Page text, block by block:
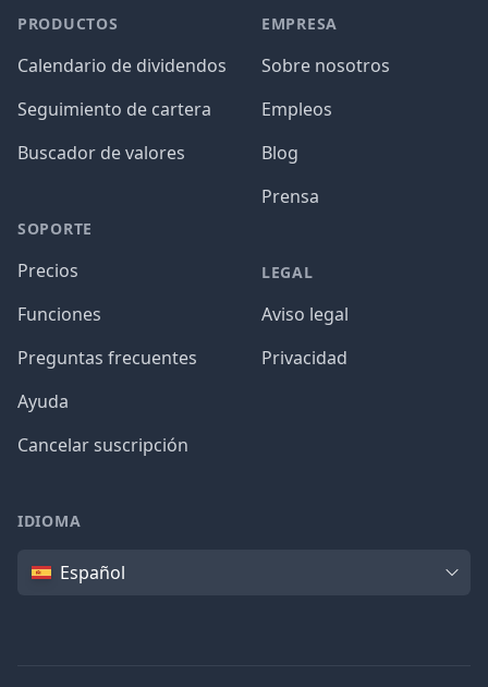
PRODUCTOS
Calendario de dividendos
Seguimiento de cartera
Buscador de valores
SOPORTE
Precios
Funciones
Preguntas frecuentes
Ayuda
Cancelar suscripción
EMPRESA
Sobre nosotros
Empleos
Blog
Prensa
LEGAL
Aviso legal
Privacidad
IDIOMA
IdiomaEspañol